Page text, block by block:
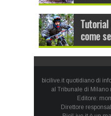
bicilive.it quotidiano di
al Tribunale di Milano
Editore:
Direttore